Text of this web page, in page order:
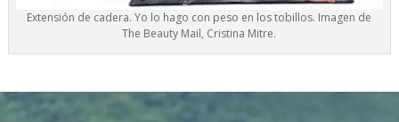
Extensión de cadera. Yo lo hago con peso en los tobillos. Imagen de
The Beauty Mail, Cristina Mitre.